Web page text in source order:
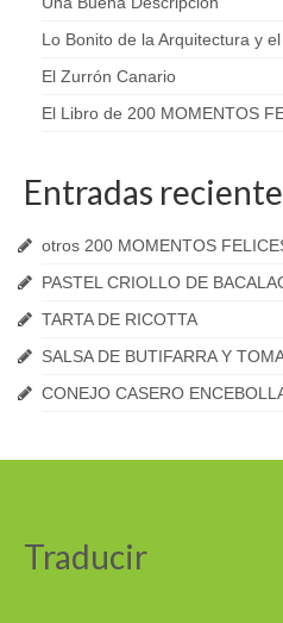
Lo Bonito de la Arquitectura y
El Zurrón Canario
El Libro de 200 MOMENTOS
Entradas
otros 200 MOMENTOS
PASTEL CRIOLLO DE
TARTA DE RICOTTA
SALSA DE BUTIFARRA Y
CONEJO CASERO
Traducir